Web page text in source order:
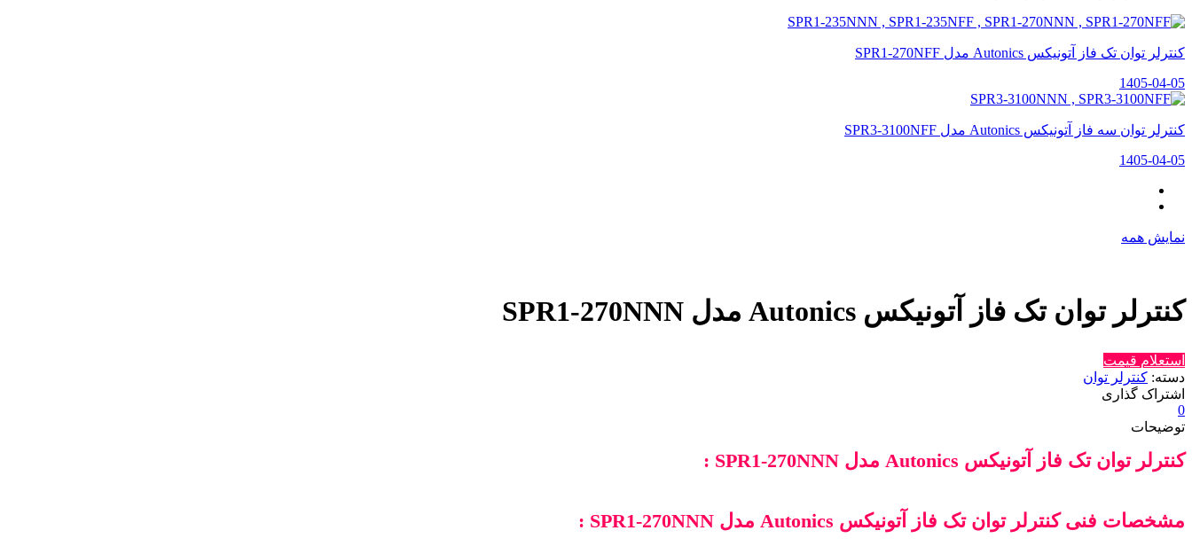
کنترلر توان تک فاز آتونیکس Autonics مدل SPR1-270NFF
1405-04-05
کنترلر توان سه فاز آتونیکس Autonics مدل SPR3-3100NFF
1405-04-05
نمایش همه
کنترلر توان تک فاز آتونیکس Autonics مدل SPR1-270NNN
استعلام قیمت
دسته: کنترلر توان
اشتراک گذاری
0
توضیحات
کنترلر توان تک فاز آتونیکس Autonics مدل SPR1-270NNN
:
مشخصات فنی کنترلر توان تک فاز آتونیکس Autonics مدل SPR1-270NNN
: